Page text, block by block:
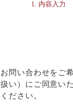
内容入力
お問い合わせをご
扱い）にご同意い
ください。